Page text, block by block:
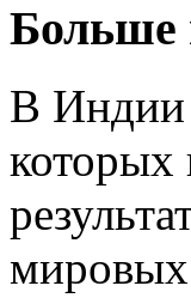
Больше
В Индии
которых
мировых